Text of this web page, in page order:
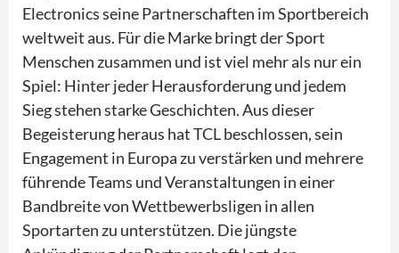
Electronics seine Partnerschaften im Sportbereich
weltweit aus. Für die Marke bringt der Sport
Menschen zusammen und ist viel mehr als nur ein
Spiel: Hinter jeder Herausforderung und jedem
Sieg stehen starke Geschichten. Aus dieser
Begeisterung heraus hat TCL beschlossen, sein
Engagement in Europa zu verstärken und mehrere
führende Teams und Veranstaltungen in einer
Bandbreite von Wettbewerbsligen in allen
Sportarten zu unterstützen. Die jüngste